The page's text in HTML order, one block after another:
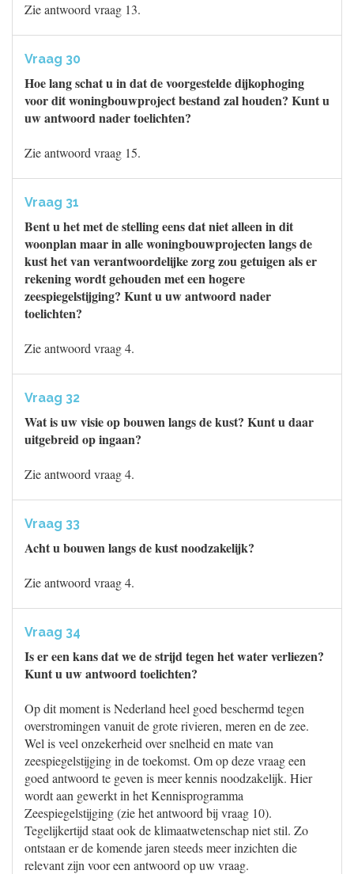
Zie antwoord vraag 13.
Vraag 30
Hoe lang schat u in dat de voorgestelde dijkophoging
voor dit woningbouwproject bestand zal houden? Kunt u
uw antwoord nader toelichten?
Zie antwoord vraag 15.
Vraag 31
Bent u het met de stelling eens dat niet alleen in dit
woonplan maar in alle woningbouwprojecten langs de
kust het van verantwoordelijke zorg zou getuigen als er
rekening wordt gehouden met een hogere
zeespiegelstijging? Kunt u uw antwoord nader
toelichten?
Zie antwoord vraag 4.
Vraag 32
Wat is uw visie op bouwen langs de kust? Kunt u daar
uitgebreid op ingaan?
Zie antwoord vraag 4.
Vraag 33
Acht u bouwen langs de kust noodzakelijk?
Zie antwoord vraag 4.
Vraag 34
Is er een kans dat we de strijd tegen het water verliezen?
Kunt u uw antwoord toelichten?
Op dit moment is Nederland heel goed beschermd tegen
overstromingen vanuit de grote rivieren, meren en de zee.
Wel is veel onzekerheid over snelheid en mate van
zeespiegelstijging in de toekomst. Om op deze vraag een
goed antwoord te geven is meer kennis noodzakelijk. Hier
wordt aan gewerkt in het Kennisprogramma
Zeespiegelstijging (zie het antwoord bij vraag 10).
Tegelijkertijd staat ook de klimaatwetenschap niet stil. Zo
ontstaan er de komende jaren steeds meer inzichten die
relevant zijn voor een antwoord op uw vraag.